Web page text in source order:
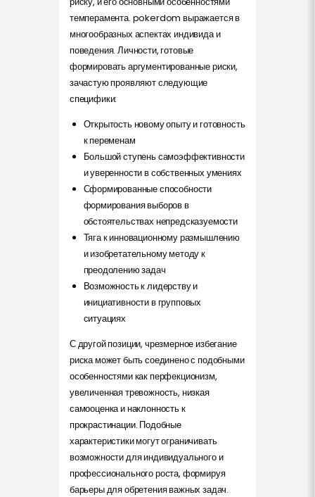
темперамента. pokerdom выражается в
многообразных аспектах индивида и
поведения. Личности, готовые
формировать аргументированные риски,
зачастую проявляют следующие
специфики:
Открытость новому опыту и готовность
к переменам
Большой ступень самоэффективности
и уверенности в собственных умениях
Сформированные способности
формирования выборов в
обстоятельствах непредсказуемости
Тяга к инновационному размышлению
и изобретательному методу к
преодолению задач
Возможность к лидерству и
инициативности в групповых
ситуациях
С другой позиции, чрезмерное избегание
риска может быть соединено с подобными
особенностями как перфекционизм,
увеличенная тревожность, низкая
самооценка и наклонность к
прокрастинации. Подобные
характеристики могут ограничивать
возможности для индивидуального и
профессионального роста, формируя
барьеры для обретения важных задач.